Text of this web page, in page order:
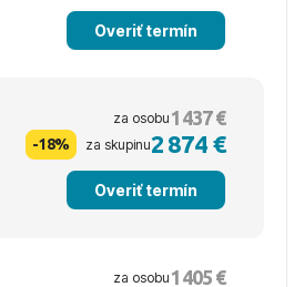
Overiť termín
za osobu 1 437 €
-18% za skupinu2 874 €
Overiť termín
za osobu 1 405 €